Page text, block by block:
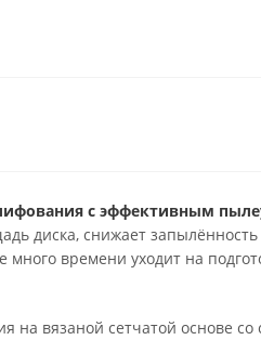
с эффективным
диска, снижает
времени уходит на
вязаной сетчатой основе со